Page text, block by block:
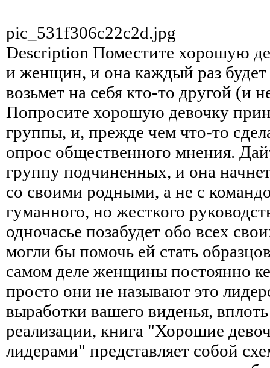
pic_531f306c22c2d.jpg
Description Поместите хорошую
и женщин, и она каждый раз будет
возьмет на себя кто-то другой (и
Попросите хорошую девочку
группы, и, прежде чем что-то
опрос общественного мнения.
группу подчиненных, и она
со своими родными, а не с
гуманного, но жесткого
одночасье позабудет обо всех
могли бы помочь ей стать
самом деле женщины постоянно
просто они не называют это
выработки вашего виденья,
реализации, книга "Хорошие
лидерами" представляет собой